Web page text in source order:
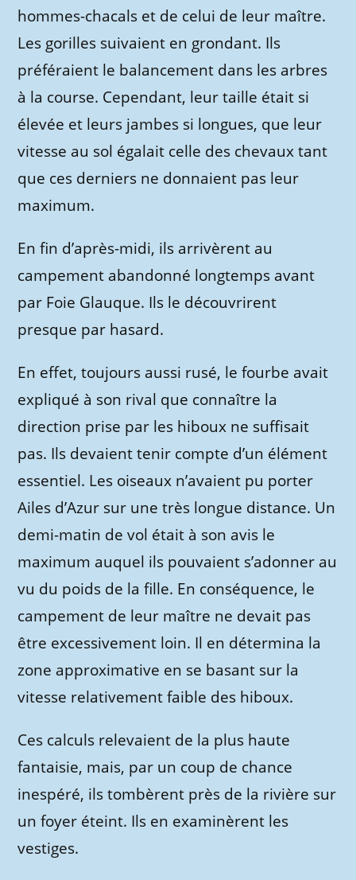
hommes-chacals et de celui de leur maître.
Les gorilles suivaient en grondant. Ils
préféraient le balancement dans les arbres
à la course. Cependant, leur taille était si
élevée et leurs jambes si longues, que leur
vitesse au sol égalait celle des chevaux tant
que ces derniers ne donnaient pas leur
maximum.
En fin d’après-midi, ils arrivèrent au
campement abandonné longtemps avant
par Foie Glauque. Ils le découvrirent
presque par hasard.
En effet, toujours aussi rusé, le fourbe avait
expliqué à son rival que connaître la
direction prise par les hiboux ne suffisait
pas. Ils devaient tenir compte d’un élément
essentiel. Les oiseaux n’avaient pu porter
Ailes d’Azur sur une très longue distance. Un
demi-matin de vol était à son avis le
maximum auquel ils pouvaient s’adonner au
vu du poids de la fille. En conséquence, le
campement de leur maître ne devait pas
être excessivement loin. Il en détermina la
zone approximative en se basant sur la
vitesse relativement faible des hiboux.
Ces calculs relevaient de la plus haute
fantaisie, mais, par un coup de chance
inespéré, ils tombèrent près de la rivière sur
un foyer éteint. Ils en examinèrent les
vestiges.